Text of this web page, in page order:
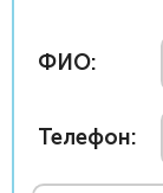
ФИО:
Телефон: